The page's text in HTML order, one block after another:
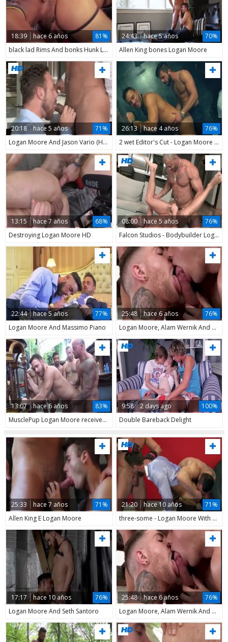
18:39 hace 6 años
81%
black lad Rims And bonks Hunk Logan Moore
24:43 hace 5 años
70%
Allen King bones Logan Moore
20:18 hace 5 años
71%
Logan Moore And Jason Vario (HFM P5)
26:13 hace 4 años
76%
2 wet Editor's Cut - Logan Moore + Hector De Silva
13:15 hace 7 años
68%
Destroying Logan Moore HD
08:00 hace 5 años
76%
Falcon Studios - Bodybuilder Logan Moore nailed by Jason Vario
22:44 hace 5 años
77%
Logan Moore And Massimo Piano
25:48 hace 6 años
76%
Logan Moore, Alam Wernik And Danny Gunn (TCF P5)
13:07 hace 6 años
83%
MusclePup Logan Moore receives group gangbanged Barebacked nail
9:58 2 days ago
100%
Double Bareback Delight
25:33 hace 7 años
71%
Allen King E Logan Moore
21:20 hace 10 años
71%
three-some - Logan Moore With Roca &a
17:17 hace 10 años
76%
Logan Moore And Seth Santoro
25:48 hace 6 años
76%
Logan Moore, Alam Wernik And Danny Gunn (TCF P5)